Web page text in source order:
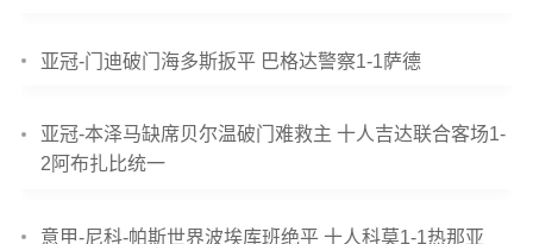
亚冠-门迪破门海多斯扳平 巴格达警察1-1萨德
亚冠-本泽马缺席贝尔温破门难救主 十人吉达联合客场1-
2阿布扎比统一
意甲-尼科-帕斯世界波埃库班绝平 十人科莫1-1热那亚